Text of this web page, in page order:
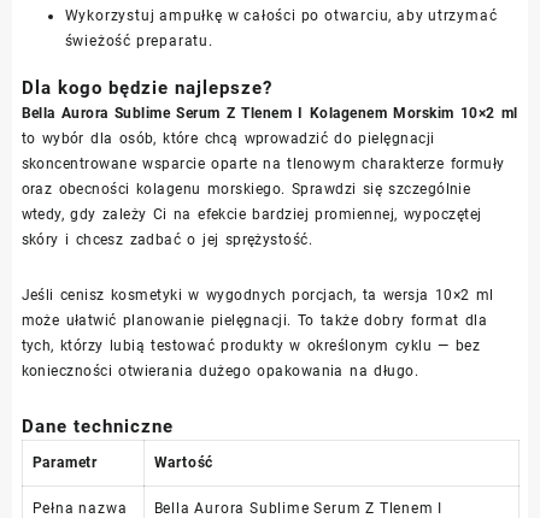
Wykorzystuj ampułkę w całości po otwarciu, aby utrzymać
świeżość preparatu.
Dla kogo będzie najlepsze?
Bella Aurora Sublime Serum Z Tlenem I Kolagenem Morskim 10×2 ml
to wybór dla osób, które chcą wprowadzić do pielęgnacji
skoncentrowane wsparcie oparte na tlenowym charakterze formuły
oraz obecności kolagenu morskiego. Sprawdzi się szczególnie
wtedy, gdy zależy Ci na efekcie bardziej promiennej, wypoczętej
skóry i chcesz zadbać o jej sprężystość.
Jeśli cenisz kosmetyki w wygodnych porcjach, ta wersja 10×2 ml
może ułatwić planowanie pielęgnacji. To także dobry format dla
tych, którzy lubią testować produkty w określonym cyklu — bez
konieczności otwierania dużego opakowania na długo.
Dane techniczne
Parametr Wartość
Pełna nazwa
Bella Aurora Sublime Serum Z Tlenem I